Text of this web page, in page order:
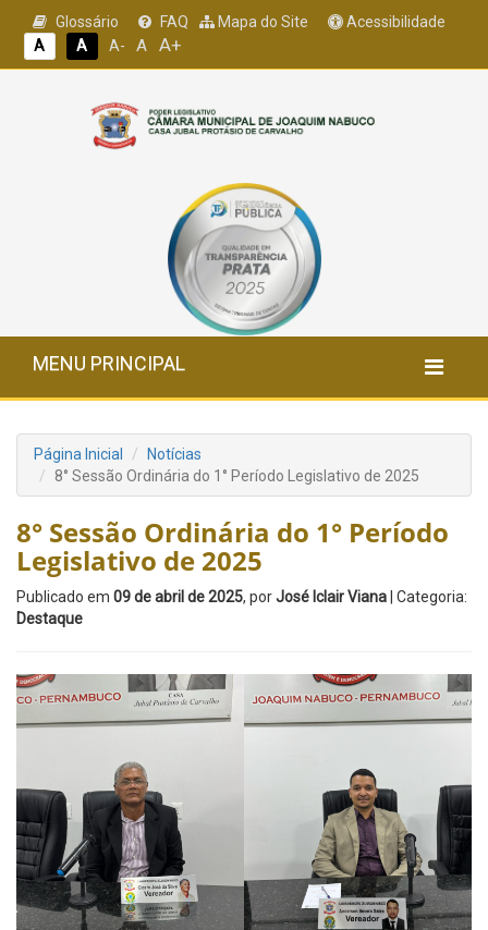
Glossário FAQ Mapa do Site
Acessibilidade
A
A A- A A+
MENU PRINCIPAL
Página Inicial
Notícias
8° Sessão Ordinária do 1° Período Legislativo de 2025
8° Sessão Ordinária do 1° Período
Legislativo de 2025
Publicado em 09 de abril de 2025, porJosé Iclair Viana | Categoria:
Destaque